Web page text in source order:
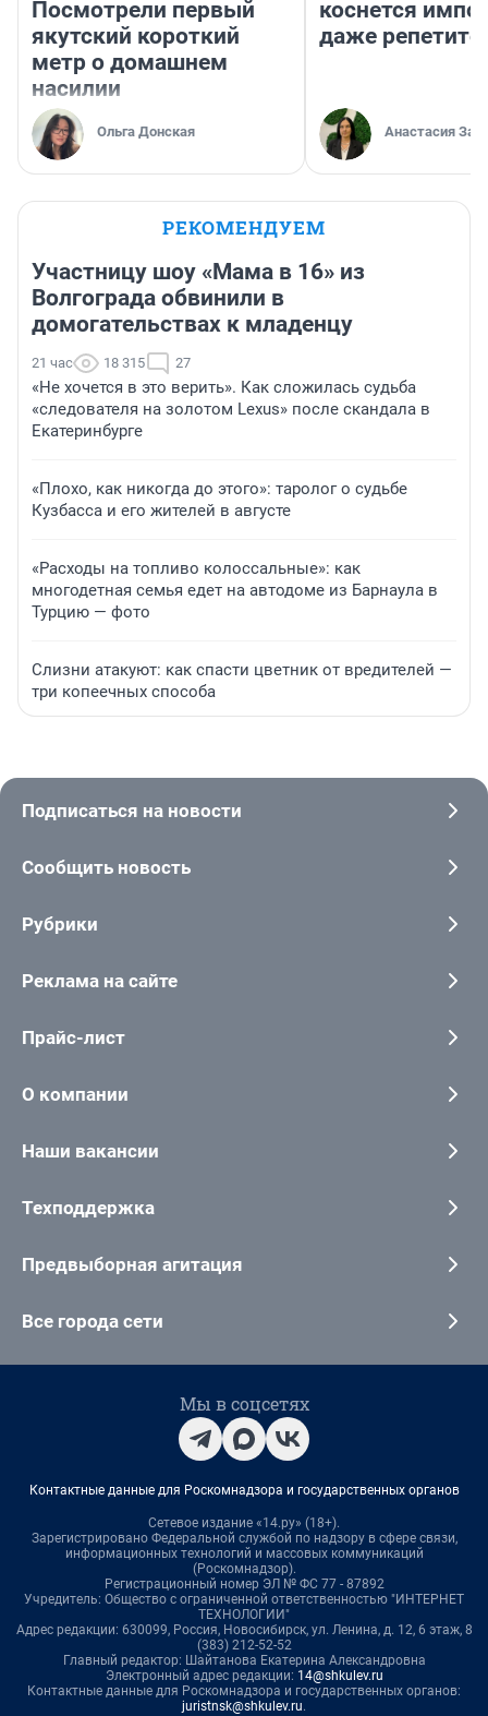
Посмотрели первый
якутский короткий
метр о домашнем
насилии
Ольга Донская
коснется
даже
Анастасия
РЕКОМЕНДУЕМ
Участницу шоу «Мама в 16» из
Волгограда обвинили в
домогательствах к младенцу
21 час 18 315 27
«Не хочется в это верить». Как сложилась судьба
«следователя на золотом Lexus» после скандала в
Екатеринбурге
«Плохо, как никогда до этого»: таролог о судьбе
Кузбасса и его жителей в августе
«Расходы на топливо колоссальные»: как
многодетная семья едет на автодоме из Барнаула в
Турцию — фото
Слизни атакуют: как спасти цветник от вредителей —
три копеечных способа
Подписаться на новости
Сообщить новость
Рубрики
Реклама на сайте
Прайс-лист
О компании
Наши вакансии
Техподдержка
Предвыборная агитация
Все города сети
Мы в соцсетях
Контактные данные для Роскомнадзора и государственных органов
Сетевое издание «14.ру» (18+).
Зарегистрировано Федеральной службой по надзору в сфере связи,
информационных технологий и массовых коммуникаций
(Роскомнадзор).
Регистрационный номер ЭЛ № ФС 77 - 87892
Учредитель: Общество с ограниченной ответственностью "ИНТЕРНЕТ
ТЕХНОЛОГИИ"
Адрес редакции: 630099, Россия, Новосибирск, ул. Ленина, д. 12, 6 этаж, 8
(383) 212-52-52
Главный редактор: Шайтанова Екатерина Александровна
Электронный адрес редакции: 14@shkulev.ru
Контактные данные для Роскомнадзора и государственных органов:
juristnsk@shkulev.ru.